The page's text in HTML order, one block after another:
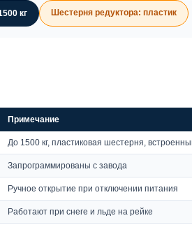
кг Шестерня редуктора: пластик
Примечание
До 1500 кг, пластиковая шестерня,
Запрограммированы с завода
Ручное открытие при отключении питания
Работают при снеге и льде на рейке